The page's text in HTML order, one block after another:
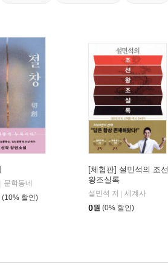
문학동네
(10% 할인)
[체험판] 설민석의 조선
왕조실록
설민석 저
세계사
0원 (0% 할인)